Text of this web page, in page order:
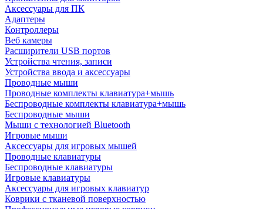
Аксессуары для ПК
Адаптеры
Контроллеры
Веб камеры
Расширители USB портов
Устройства чтения, записи
Устройства ввода и аксессуары
Проводные мыши
Проводные комплекты клавиатура+мышь
Беспроводные комплекты клавиатура+мышь
Беспроводные мыши
Мыши с технологией Bluetooth
Игровые мыши
Аксессуары для игровых мышей
Проводные клавиатуры
Беспроводные клавиатуры
Игровые клавиатуры
Аксессуары для игровых клавиатур
Коврики с тканевой поверхностью